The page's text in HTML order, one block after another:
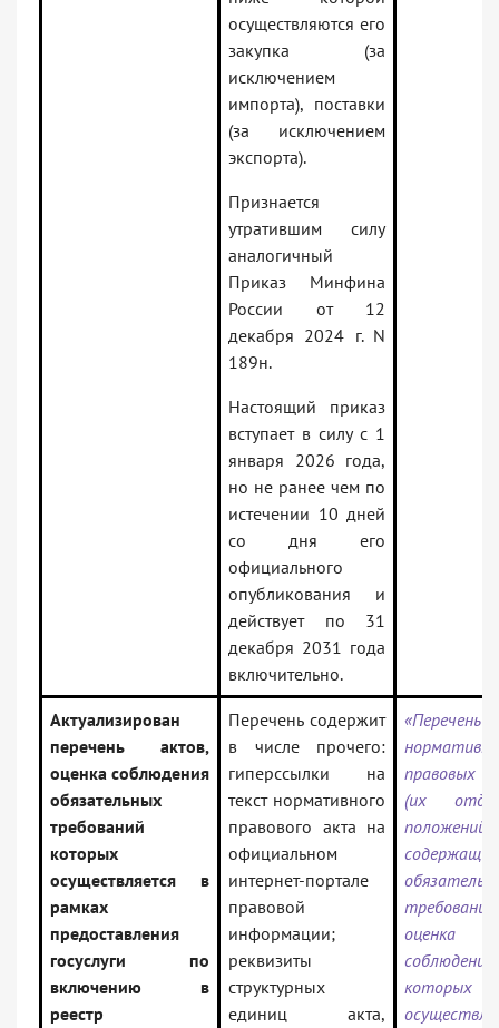
осуществляются его
закупка (за
исключением
импорта), поставки
(за исключением
экспорта).
Признается
утратившим силу
аналогичный
Приказ Минфина
России от 12
декабря 2024 г. N
189н.
Настоящий приказ
вступает в силу с 1
января 2026 года,
но не ранее чем по
истечении 10 дней
со дня его
официального
опубликования и
действует по 31
декабря 2031 года
включительно.
Актуализирован
перечень актов,
оценка соблюдения
обязательных
требований
которых
осуществляется в
рамках
предоставления
госуслуги по
включению в
реестр
Перечень содержит
в числе прочего:
гиперссылки на
текст нормативного
правового акта на
официальном
интернет-портале
правовой
информации;
реквизиты
структурных
единиц акта,
«Перечень
правовых
(их
положений),
содержащих
требования,
оценка
соблюдения
которых